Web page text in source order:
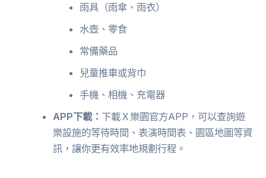
雨具（雨傘、雨衣）
水壺、零食
常備藥品
兒童推車或背巾
手機、相機、充電器
APP下載： 下載Ｘ樂園官方APP，可以查詢遊
樂設施的等待時間、表演時間表、園區地圖等資
訊，讓你更有效率地規劃行程。